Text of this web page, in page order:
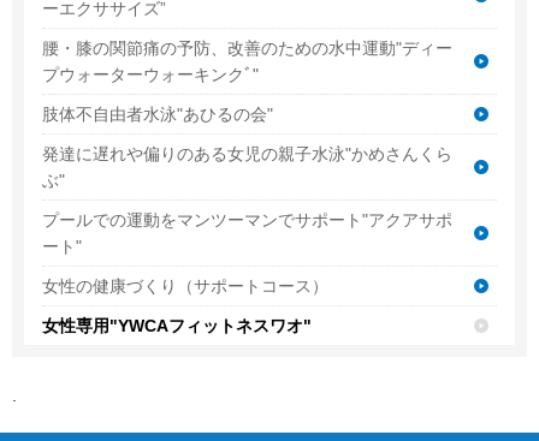
ーエクササイズ”
腰・膝の関節痛の予防、改善のための水中運動"ディー
プウォーターウォーキンクﾞ"
肢体不自由者水泳"あひるの会"
発達に遅れや偏りのある女児の親子水泳"かめさんくら
ぶ"
プールでの運動をマンツーマンでサポート"アクアサポ
ート"
女性の健康づくり（サポートコース）
女性専用"YWCAフィットネスワオ"